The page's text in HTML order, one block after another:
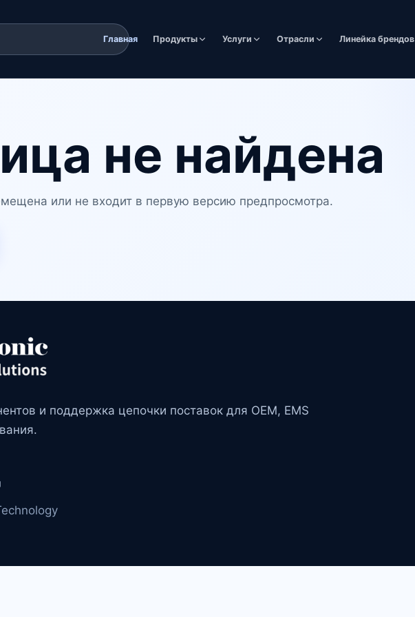
Главная Продукты Услуги Отрасли Линейка брендов
не найдена
или не входит в первую версию предпросмотра.
и поддержка цепочки поставок для OEM, EMS